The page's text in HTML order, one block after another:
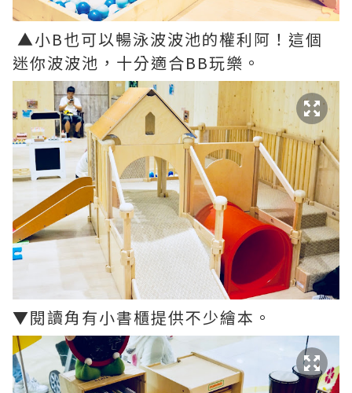
▲小B也可以暢泳波波池的權利阿！這個
迷你波波池，十分適合BB玩樂。
▼閱讀角有小書櫃提供不少繪本。